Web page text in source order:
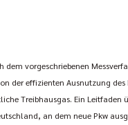
vorgeschriebenen
der effizienten Ausnutzung
Treibhausgas. Ein Leitfaden
an dem neue Pkw